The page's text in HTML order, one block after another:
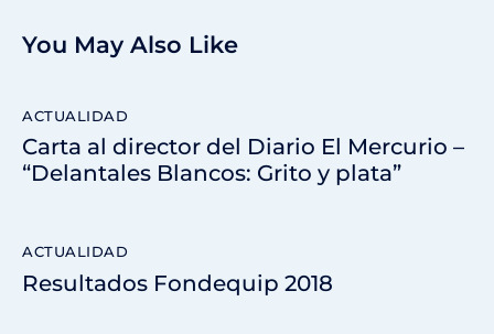
You May Also Like
ACTUALIDAD
Carta al director del Diario El Mercurio –
“Delantales Blancos: Grito y plata”
ACTUALIDAD
Resultados Fondequip 2018